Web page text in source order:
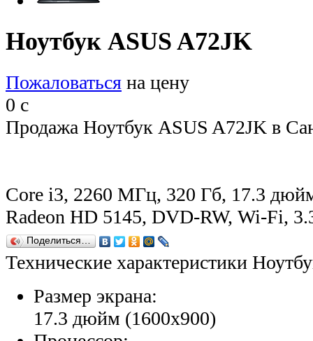
Ноутбук ASUS A72JK
Пожаловаться на цену
0 c
Продажа Ноутбук ASUS A72JK в
Core i3, 2260 МГц, 320 Гб, 17.3
Radeon HD 5145, DVD-RW, Wi-Fi,
Поделиться…
Технические характеристики
Размер экрана:
17.3 дюйм (1600x900)